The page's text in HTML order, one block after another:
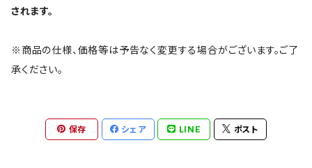
されます。
※商品の仕様、価格等は予告なく変更する場合がございます。ご了
承ください。
保存 シェア LINE ポスト